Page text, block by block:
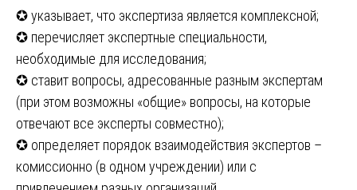
✪ указывает, что экспертиза является комплексной;
✪ перечисляет экспертные специальности,
необходимые для исследования;
✪ ставит вопросы, адресованные разным экспертам
(при этом возможны «общие» вопросы, на которые
отвечают все эксперты совместно);
✪ определяет порядок взаимодействия экспертов –
комиссионно (в одном учреждении) или с